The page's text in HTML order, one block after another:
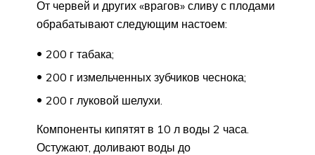
От червей и других «врагов» сливу с плодами
обрабатывают следующим настоем:
200 г табака;
200 г измельченных зубчиков чеснока;
200 г луковой шелухи.
Компоненты кипятят в 10 л воды 2 часа.
Остужают, доливают воды до